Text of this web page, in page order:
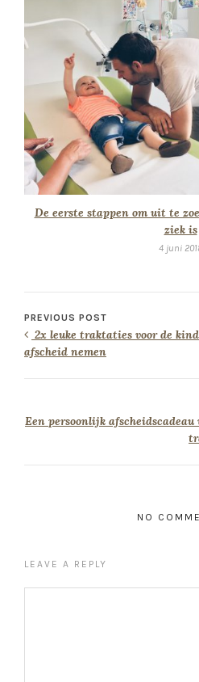
De eerste stappen om uit te
ziek is
4 juni
PREVIOUS POST
2x leuke traktaties voor de
afscheid nemen
Een persoonlijk
NO
LEAVE A REPLY